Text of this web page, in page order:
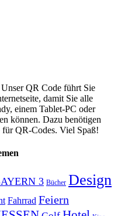
QR Code führt Sie
damit Sie alle
einem Tablet-PC oder
können. Dazu benötigen
QR-Codes. Viel Spaß!
3 Bücher Design
Fahrrad Feiern